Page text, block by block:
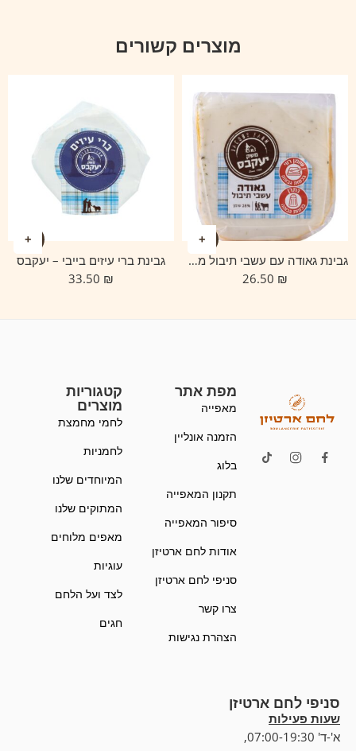
מוצרים קשורים
גבינת גאודה עם עשבי תיבול משק יעקבס
₪
גבינת ברי עיזים בייבי – יעקבס
₪
מפת אתר
מאפייה
הזמנה אונליין
בלוג
תקנון המאפייה
סיפור המאפייה
אודות לחם ארטיזן
סניפי לחם ארטיזן
צרו קשר
הצהרת נגישות
קטגוריות
מוצרים
לחמי מחמצת
לחמניות
המיוחדים שלנו
המתוקים שלנו
מאפים מלוחים
עוגיות
לצד ועל הלחם
חגים
סניפי לחם ארטיזן
שעות פעילות
א'-ד' 07:00-19:30,